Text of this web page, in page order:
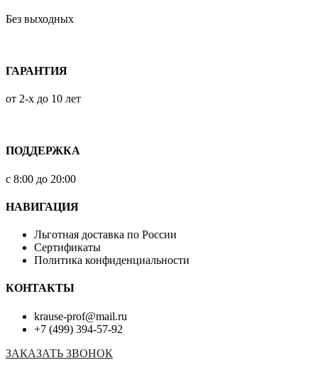
Без выходных
ГАРАНТИЯ
от 2-х до 10 лет
ПОДДЕРЖКА
с 8:00 до 20:00
НАВИГАЦИЯ
Льготная доставка по России
Сертификаты
Политика конфиденциальности
КОНТАКТЫ
krause-prof@mail.ru
+7 (499) 394-57-92
ЗАКАЗАТЬ ЗВОНОК